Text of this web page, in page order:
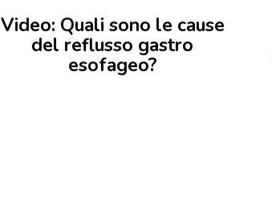
Video: Quali sono le cause
del reflusso gastro
esofageo?